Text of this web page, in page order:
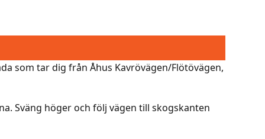
som tar dig från Åhus Kavrövägen/Flötövägen,
Sväng höger och följ vägen till skogskanten